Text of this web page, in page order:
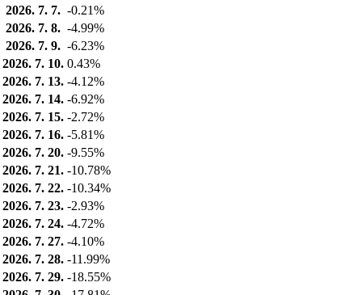
2026. 7. 7. -0.21%
2026. 7. 8. -4.99%
2026. 7. 9. -6.23%
2026. 7. 10. 0.43%
2026. 7. 13. -4.12%
2026. 7. 14. -6.92%
2026. 7. 15. -2.72%
2026. 7. 16. -5.81%
2026. 7. 20. -9.55%
2026. 7. 21. -10.78%
2026. 7. 22. -10.34%
2026. 7. 23. -2.93%
2026. 7. 24. -4.72%
2026. 7. 27. -4.10%
2026. 7. 28. -11.99%
2026. 7. 29. -18.55%